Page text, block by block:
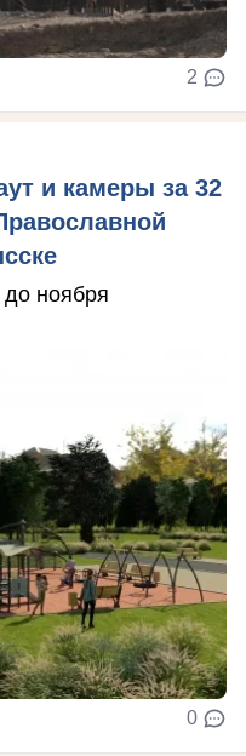
2
и камеры за 32
ноября
0